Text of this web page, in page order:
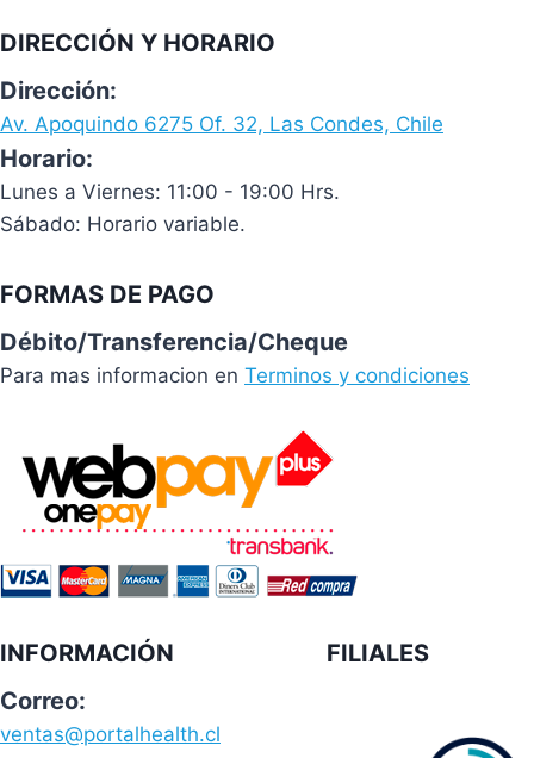
DIRECCIÓN Y HORARIO
Dirección:
Av. Apoquindo 6275 Of. 32, Las Condes, Chile
Horario:
Lunes a Viernes: 11:00 - 19:00 Hrs.
Sábado: Horario variable.
FORMAS DE PAGO
Débito/Transferencia/Cheque
Para mas informacion en Terminos y condiciones
INFORMACIÓN
Correo:
ventas@portalhealth.cl
FILIALES